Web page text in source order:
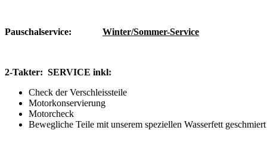
Pauschalservice: Winter/Sommer-Service
2-Takter: SERVICE inkl:
Check der Verschleissteile
Motorkonservierung
Motorcheck
Bewegliche Teile mit unserem speziellen Wasserfett geschmiert